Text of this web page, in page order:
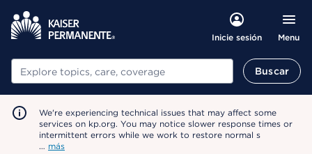
Inicie sesión Menu
Buscar Buscar
We're experiencing technical issues that may affect some
services on kp.org. You may notice slower response times or
intermittent errors while we work to restore normal s
… más